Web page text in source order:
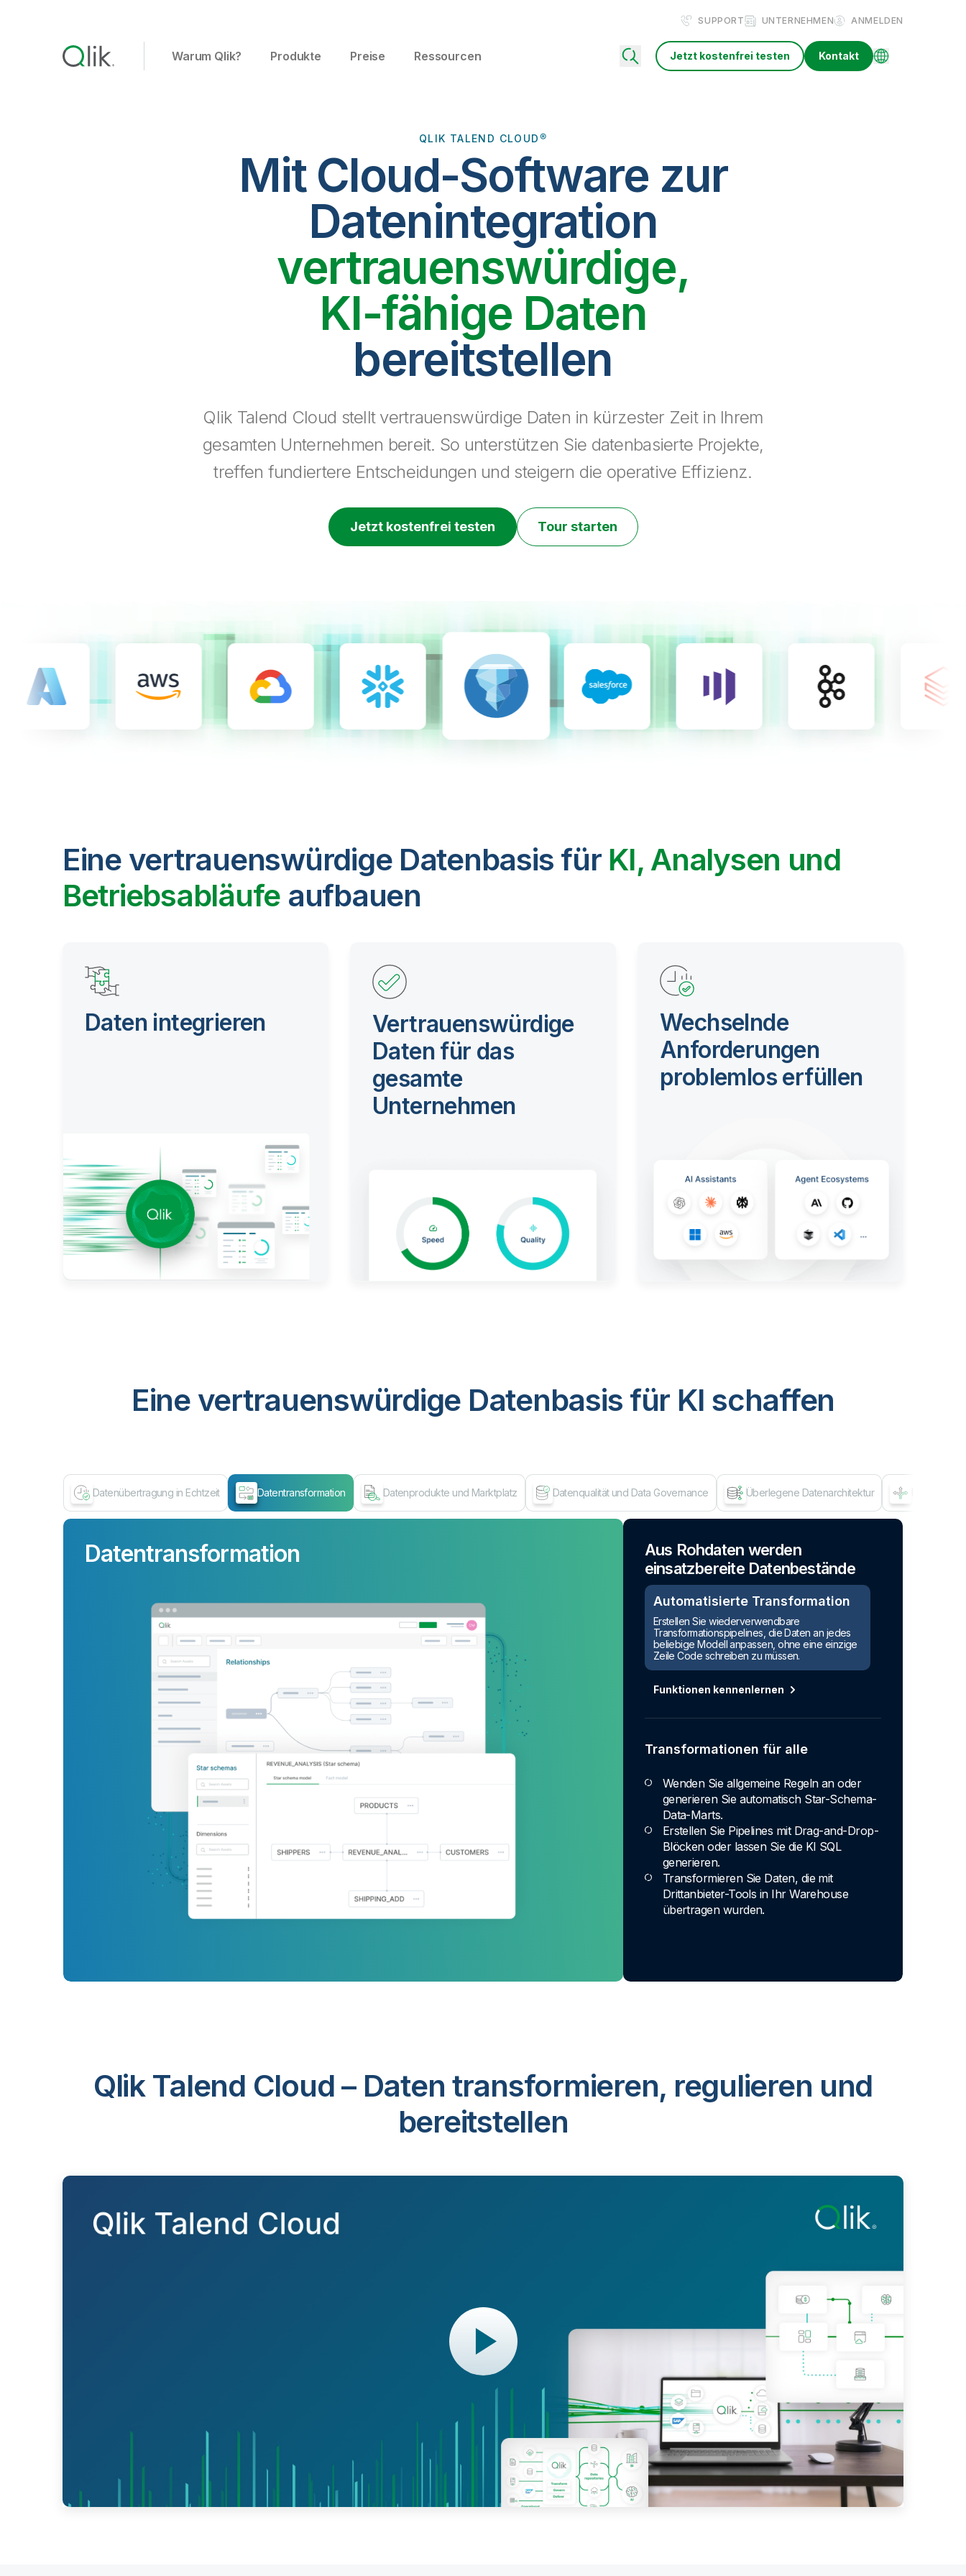
SUPPORT UNTERNEHMEN ANMELDEN
Warum Qlik? Produkte Preise Ressourcen Jetzt kostenfrei testen Kontakt
QLIK TALEND CLOUD®
Mit Cloud-Software zur
Datenintegration
vertrauenswürdige,
KI-fähige Daten
bereitstellen
Qlik Talend Cloud stellt vertrauenswürdige Daten in kürzester Zeit in Ihrem
gesamten Unternehmen bereit. So unterstützen Sie datenbasierte Projekte,
treffen fundiertere Entscheidungen und steigern die operative Effizienz.
Jetzt kostenfrei testen Tour starten
Eine vertrauenswürdige Datenbasis für KI, Analysen und
Betriebsabläufe aufbauen
Daten integrieren
Vertrauenswürdige
Daten für das
gesamte
Unternehmen
Wechselnde
Anforderungen
problemlos erfüllen
Eine vertrauenswürdige Datenbasis für KI schaffen
Datenübertragung in Echtzeit Datentransformation Datenprodukte und Marktplatz Datenqualität und Data Governance Überlegene Datenarchitektur
Datentransformation
Aus Rohdaten werden
einsatzbereite Datenbestände
Automatisierte Transformation
Erstellen Sie wiederverwendbare
Transformationspipelines, die Daten an jedes
beliebige Modell anpassen, ohne eine einzige
Zeile Code schreiben zu müssen.
Funktionen kennenlernen
Transformationen für alle
Wenden Sie allgemeine Regeln an oder
generieren Sie automatisch Star-Schema-
Data-Marts.
Erstellen Sie Pipelines mit Drag-and-Drop-
Blöcken oder lassen Sie die KI SQL
generieren.
Transformieren Sie Daten, die mit
Drittanbieter-Tools in Ihr Warehouse
übertragen wurden.
Qlik Talend Cloud – Daten transformieren, regulieren und
bereitstellen